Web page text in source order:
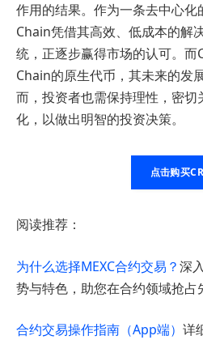
作用的结果。作为一条去中心
Chain凭借其高效、低成本的解
统，正逐步赢得市场的认可。而
Chain的原生代币，其未来的发
而，投资者也需保持理性，密
化，以做出明智的投资决策。
点击购买
阅读推荐：
为什么选择MEXC合约交易？深
势与特色，助您在合约领域抢占
合约交易操作指南（App端） 详